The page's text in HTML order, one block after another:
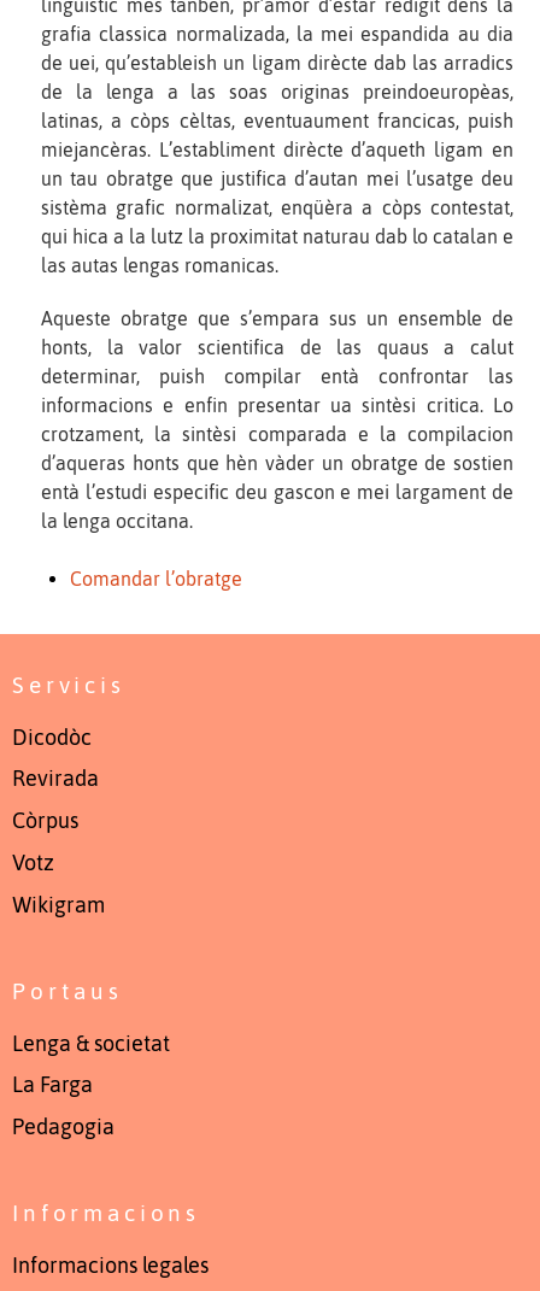
grafia classica normalizada, la mei espandida au dia
de uei, qu’estableish un ligam dirècte dab las arradics
de la lenga a las soas originas preindoeuropèas,
latinas, a còps cèltas, eventuaument francicas, puish
miejancèras. L’establiment dirècte d’aqueth ligam en
un tau obratge que justifica d’autan mei l’usatge deu
sistèma grafic normalizat, enqüèra a còps contestat,
qui hica a la lutz la proximitat naturau dab lo catalan e
las autas lengas romanicas.
Aqueste obratge que s’empara sus un ensemble de
honts, la valor scientifica de las quaus a calut
determinar, puish compilar entà confrontar las
informacions e enfin presentar ua sintèsi critica. Lo
crotzament, la sintèsi comparada e la compilacion
d’aqueras honts que hèn vàder un obratge de sostien
entà l’estudi especific deu gascon e mei largament de
la lenga occitana.
Comandar l’obratge
Servicis
Dicodòc
Revirada
Còrpus
Votz
Wikigram
Portaus
Lenga & societat
La Farga
Pedagogia
Informacions
Informacions legales